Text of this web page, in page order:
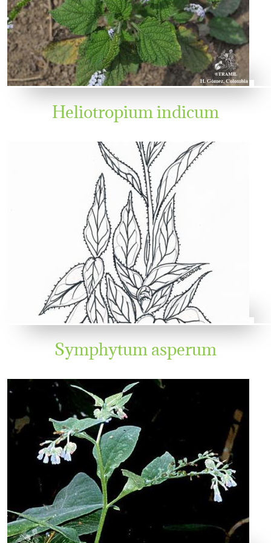
Heliotropium indicum
Symphytum asperum